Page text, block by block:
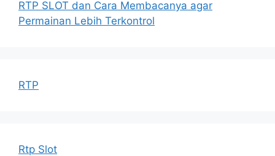
RTP SLOT dan Cara Membacanya agar
Permainan Lebih Terkontrol
RTP
Rtp Slot